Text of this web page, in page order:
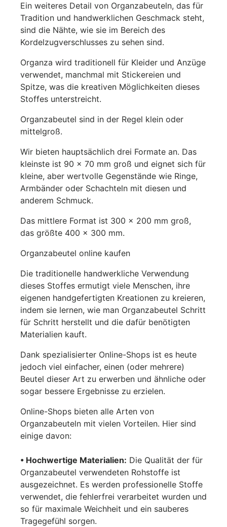
Ein weiteres Detail von Organzabeuteln, das für
Tradition und handwerklichen Geschmack steht,
sind die Nähte, wie sie im Bereich des
Kordelzugverschlusses zu sehen sind.
Organza wird traditionell für Kleider und Anzüge
verwendet, manchmal mit Stickereien und
Spitze, was die kreativen Möglichkeiten dieses
Stoffes unterstreicht.
Organzabeutel sind in der Regel klein oder
mittelgroß.
Wir bieten hauptsächlich drei Formate an. Das
kleinste ist 90 x 70 mm groß und eignet sich für
kleine, aber wertvolle Gegenstände wie Ringe,
Armbänder oder Schachteln mit diesen und
anderem Schmuck.
Das mittlere Format ist 300 x 200 mm groß,
das größte 400 x 300 mm.
Organzabeutel online kaufen
Die traditionelle handwerkliche Verwendung
dieses Stoffes ermutigt viele Menschen, ihre
eigenen handgefertigten Kreationen zu kreieren,
indem sie lernen, wie man Organzabeutel Schritt
für Schritt herstellt und die dafür benötigten
Materialien kauft.
Dank spezialisierter Online-Shops ist es heute
jedoch viel einfacher, einen (oder mehrere)
Beutel dieser Art zu erwerben und ähnliche oder
sogar bessere Ergebnisse zu erzielen.
Online-Shops bieten alle Arten von
Organzabeuteln mit vielen Vorteilen. Hier sind
einige davon:
• Hochwertige Materialien: Die Qualität der für
Organzabeutel verwendeten Rohstoffe ist
ausgezeichnet. Es werden professionelle Stoffe
verwendet, die fehlerfrei verarbeitet wurden und
so für maximale Weichheit und ein sauberes
Tragegefühl sorgen.